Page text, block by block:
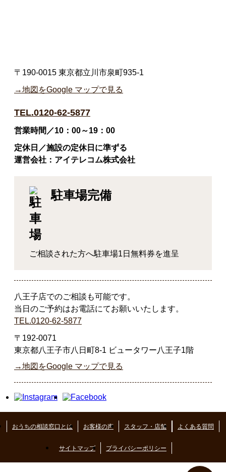
〒190-0015 東京都立川市泉町935-1
→地図をGoogle マップで見る
TEL.0120-62-5877
営業時間／10：00～19：00
定休日／施設の定休日に準ずる
運営会社：アイテレコム株式会社
駐車場完備
ご相談された方へ駐車場1日無料券を進呈
八王子店でのご相談も可能です。
当日のご予約はお電話にてお願いいたします。
TEL.0120-62-5877
〒192-0071
東京都八王子市八日町8-1 ビュータワー八王子1階
→地図をGoogle マップで見る
おうちの相談窓口とは お客様の声 スタッフ・店舗 よくある質問
サイトマップ プライバシーポリシー